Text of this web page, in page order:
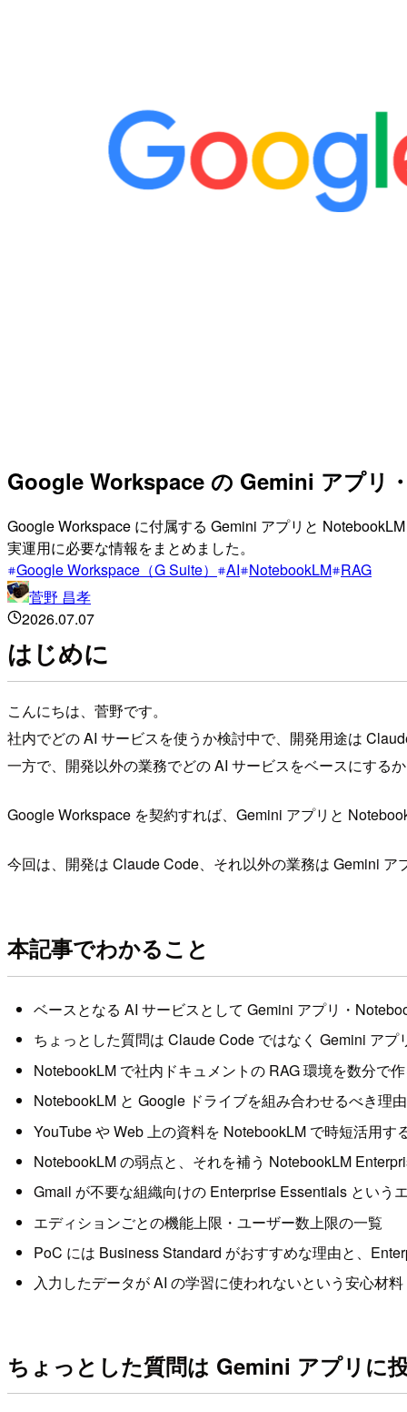
Google Workspace の Gemini アプリ
Google Workspace に付属する Gemini アプリと
実運用に必要な情報をまとめました。
Google Workspace（G Suite）
AI NotebookLM RAG
菅野 昌孝
2026.07.07
はじめに
こんにちは、菅野です。
社内でどの AI サービスを使うか検討中で、開発用途は
一方で、開発以外の業務でどの AI サービスをベースにする
Google Workspace を契約すれば、Gemini アプリと
今回は、開発は Claude Code、それ以外の業務は Gemini
本記事でわかること
ベースとなる AI サービスとして Gemini アプリ・
ちょっとした質問は Claude Code ではなく Gemini アプ
NotebookLM で社内ドキュメントの RAG 環境を数分で
NotebookLM と Google ドライブを組み合わせるべき理由
YouTube や Web 上の資料を NotebookLM で時短活用す
NotebookLM の弱点と、それを補う NotebookLM
Gmail が不要な組織向けの Enterprise Essentials という
エディションごとの機能上限・ユーザー数上限の一覧
PoC には Business Standard がおすすめな理由と、
入力したデータが AI の学習に使われないという安心材料
ちょっとした質問は Gemini アプリに